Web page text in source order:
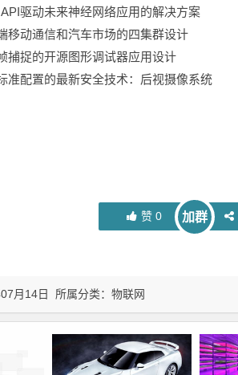
驱动未来神经网络应用的解决方案
移动通信和汽车市场的四集群设计
捕捉的开源图形调试器应用设计
准配置的最新安全技术：后视摄像系统
赞0 加群
月14日 所属分类： 物联网